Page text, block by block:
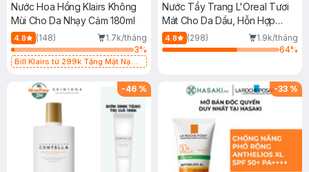
Nước Hoa Hồng Klairs Không
Mùi Cho Da Nhạy Cảm 180ml
4.8 (148)
1.7k/tháng
3%
Bill Klairs từ 299k Tặng Mặt Nạ
25ml (SL Có Hạn)
Nước Tẩy Trang L'Oreal Tươi
Mát Cho Da Dầu, Hỗn Hợp
400ml
4.8 (298)
1.9k/tháng
64%
-46 % -33 %